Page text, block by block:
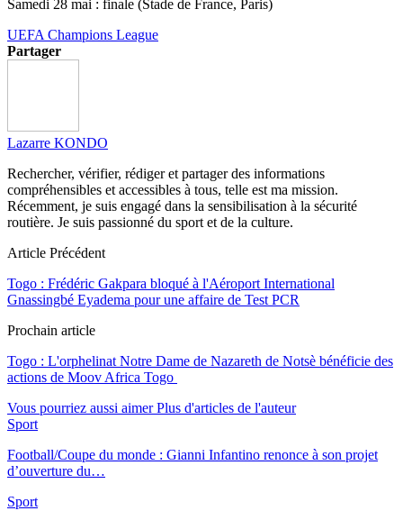
Samedi 28 mai : finale (Stade de France, Paris)
UEFA Champions League
Partager
Lazarre KONDO
Rechercher, vérifier, rédiger et partager des informations
compréhensibles et accessibles à tous, telle est ma mission.
Récemment, je suis engagé dans la sensibilisation à la sécurité
routière. Je suis passionné du sport et de la culture.
Article Précédent
Togo : Frédéric Gakpara bloqué à l'Aéroport International
Gnassingbé Eyadema pour une affaire de Test PCR
Prochain article
Togo : L'orphelinat Notre Dame de Nazareth de Notsè bénéficie des
actions de Moov Africa Togo
Vous pourriez aussi aimer Plus d'articles de l'auteur
Sport
Football/Coupe du monde : Gianni Infantino renonce à son projet
d’ouverture du…
Sport